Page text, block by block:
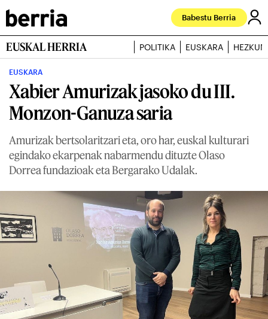
Babestu Berria
EUSKAL HERRIA POLITIKA EUSKARA
EUSKARA
Xabier Amurizak jasoko du III.
Monzon-Ganuza saria
Amurizak bertsolaritzari eta, oro har, euskal kulturari
egindako ekarpenak nabarmendu dituzte Olaso
Dorrea fundazioak eta Bergarako Udalak.